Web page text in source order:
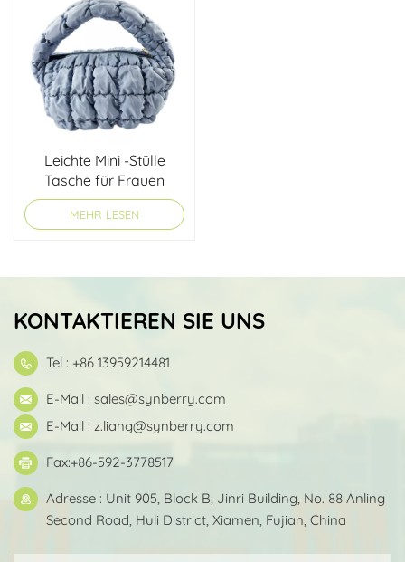
Leichte Mini -Stülle
Tasche für Frauen
MEHR LESEN
KONTAKTIEREN SIE UNS
Tel : +86 13959214481
E-Mail : sales@synberry.com
E-Mail : z.liang@synberry.com
Fax:+86-592-3778517
Adresse : Unit 905, Block B, Jinri Building, No. 88 Anling
Second Road, Huli District, Xiamen, Fujian, China